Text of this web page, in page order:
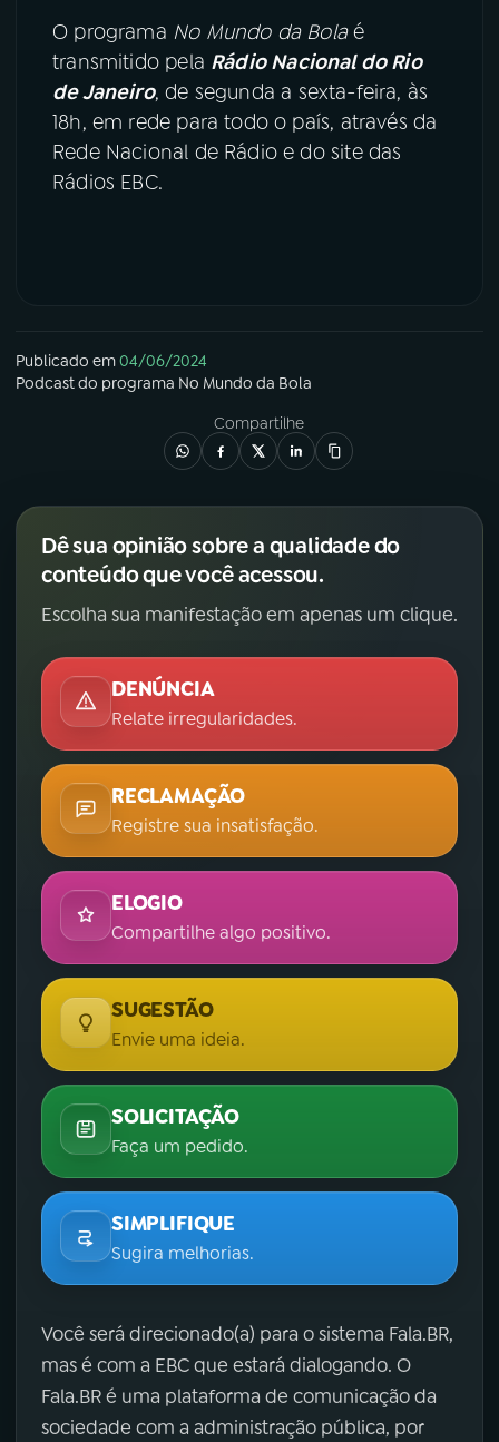
O programa No Mundo da Bolaé
transmitido pela Rádio Nacional do Rio
de Janeiro, de segunda a sexta-feira, às
18h, em rede para todo o país, através da
Rede Nacional de Rádio e do site das
Rádios EBC.
Publicado em04/06/2024
Podcastdo programa No Mundo da Bola
Compartilhe
Dê sua opinião sobre a qualidade do
conteúdo que você acessou.
Escolha sua manifestação em apenas um clique.
DENÚNCIA
Relate irregularidades.
RECLAMAÇÃO
Registre sua insatisfação.
ELOGIO
Compartilhe algo positivo.
SUGESTÃO
Envie uma ideia.
SOLICITAÇÃO
Faça um pedido.
SIMPLIFIQUE
Sugira melhorias.
Você será direcionado(a) para o sistema Fala.BR,
mas é com a EBC que estará dialogando. O
Fala.BR é uma plataforma de comunicação da
sociedade com a administração pública, por